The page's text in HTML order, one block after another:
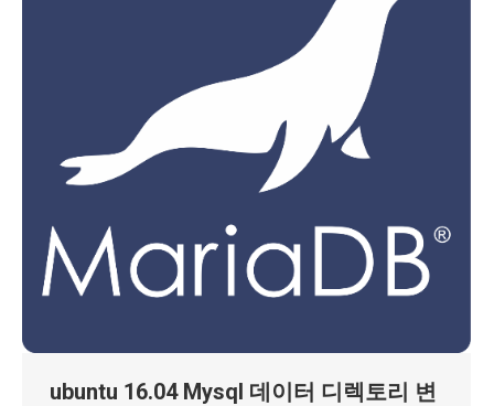
ubuntu 16.04 Mysql 데이터 디렉토리 변